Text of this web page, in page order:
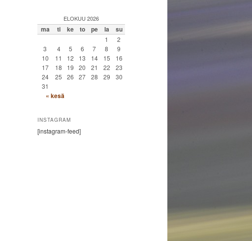
ELOKUU 2026
ma ti ke to pe la su
1
2
3
4 5 6 7 8
9
10
11 12 13 14 15
16
17
18 19 20 21 22
23
24
25 26 27 28 29
30
31
« kesä
INSTAGRAM
[instagram-feed]